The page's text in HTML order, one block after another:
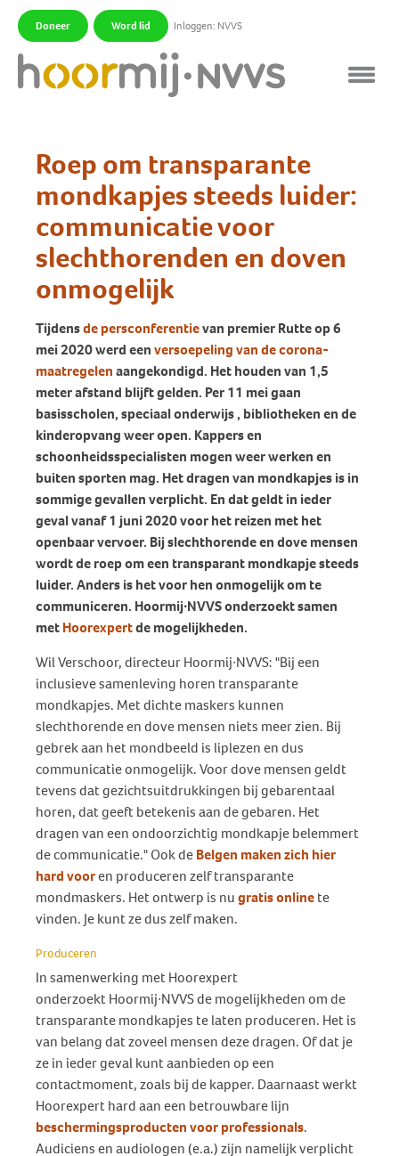
Doneer Word lid Inloggen: NVVS
Roep om transparante
mondkapjes steeds luider:
communicatie voor
slechthorenden en doven
onmogelijk
Tijdensde persconferentievan premier Rutte op 6
mei 2020 werd eenversoepeling van de corona-
maatregelenaangekondigd. Het houden van 1,5
meter afstand blijft gelden. Per 11 mei gaan
basisscholen, speciaal onderwijs , bibliotheken en de
kinderopvang weer open. Kappers en
schoonheidsspecialisten mogen weer werken en
buiten sporten mag. Het dragen van mondkapjes is in
sommige gevallen verplicht. En dat geldt in ieder
geval vanaf 1 juni 2020 voor het reizen met het
openbaar vervoer. Bij slechthorende en dove mensen
wordt de roep om een transparant mondkapje steeds
luider. Anders is het voor hen onmogelijk om te
communiceren. Hoormij∙NVVS onderzoekt samen
metHoorexpertde mogelijkheden.
Wil Verschoor, directeur Hoormij∙NVVS: "Bij een
inclusieve samenleving horen transparante
mondkapjes. Met dichte maskers kunnen
slechthorende en dove mensen niets meer zien. Bij
gebrek aan het mondbeeld is liplezen en dus
communicatie onmogelijk. Voor dove mensen geldt
tevens dat gezichtsuitdrukkingen bij gebarentaal
horen, dat geeft betekenis aan de gebaren. Het
dragen van een ondoorzichtig mondkapje belemmert
de communicatie." Ook deBelgen maken zich hier
hard vooren produceren zelf transparante
mondmaskers. Het ontwerp is nugratis onlinete
vinden. Je kunt ze dus zelf maken.
Produceren
In samenwerking met Hoorexpert
onderzoekt Hoormij∙NVVS de mogelijkheden om de
transparante mondkapjes te laten produceren. Het is
van belang dat zoveel mensen deze dragen. Of dat je
ze in ieder geval kunt aanbieden op een
contactmoment, zoals bij de kapper. Daarnaast werkt
Hoorexpert hard aan een betrouwbare lijn
beschermingsproducten voor professionals.
Audiciens en audiologen (e.a.) zijn namelijk verplicht